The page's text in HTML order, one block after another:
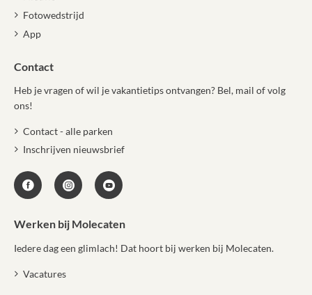
Fotowedstrijd
App
Contact
Heb je vragen of wil je vakantietips ontvangen? Bel, mail of volg
ons!
Contact - alle parken
Inschrijven nieuwsbrief
Werken bij Molecaten
Iedere dag een glimlach! Dat hoort bij werken bij Molecaten.
Vacatures